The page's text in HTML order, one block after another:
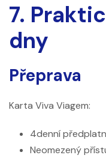
7.
dny
Přeprava
Karta Viva Viagem:
4denní
Neomezený